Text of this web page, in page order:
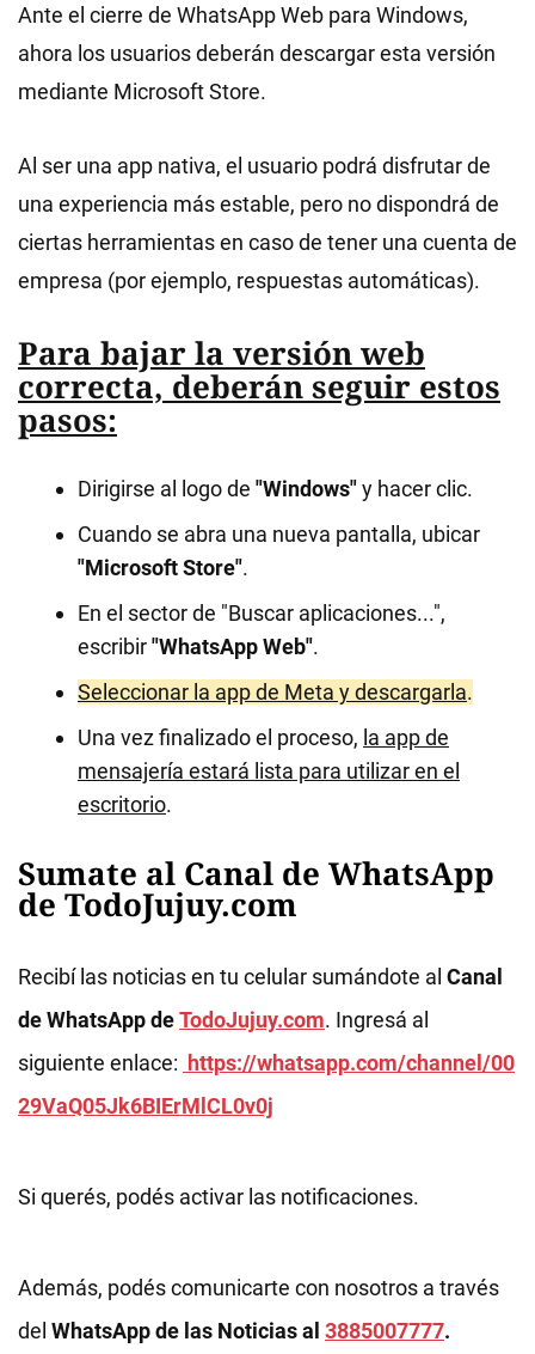
Ante el cierre de WhatsApp Web para Windows,
ahora los usuarios deberán descargar esta versión
mediante Microsoft Store.
Al ser una app nativa, el usuario podrá disfrutar de
una experiencia más estable, pero no dispondrá de
ciertas herramientas en caso de tener una cuenta de
empresa (por ejemplo, respuestas automáticas).
Para bajar la versión web
correcta, deberán seguir estos
pasos:
Dirigirse al logo de "Windows"y hacer clic.
Cuando se abra una nueva pantalla, ubicar
"Microsoft Store".
En el sector de "Buscar aplicaciones...",
escribir"WhatsApp Web".
Seleccionar la app de Meta y descargarla.
Una vez finalizado el proceso, la app de
mensajería estará lista para utilizar en el
escritorio.
Sumate al Canal de WhatsApp
de TodoJujuy.com
Recibí las noticias en tu celular sumándote al Canal
de WhatsApp deTodoJujuy.com. Ingresá al
siguiente enlace: https://whatsapp.com/channel/00
29VaQ05Jk6BIErMlCL0v0j
Si querés, podés activar las notificaciones.
Además, podés comunicarte con nosotros a través
del WhatsApp de las Noticias al 3885007777.